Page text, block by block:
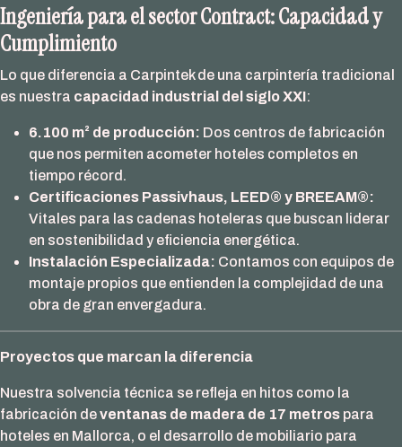
Ingeniería para el sector Contract: Capacidad y
Cumplimiento
Lo que diferencia a Carpintek de una carpintería tradicional
es nuestra capacidad industrial del siglo XXI:
6.100 m² de producción: Dos centros de fabricación
que nos permiten acometer hoteles completos en
tiempo récord.
Certificaciones Passivhaus, LEED® y BREEAM®:
Vitales para las cadenas hoteleras que buscan liderar
en sostenibilidad y eficiencia energética.
Instalación Especializada: Contamos con equipos de
montaje propios que entienden la complejidad de una
obra de gran envergadura.
Proyectos que marcan la diferencia
Nuestra solvencia técnica se refleja en hitos como la
fabricación deventanas de madera de 17 metros para
hoteles en Mallorca, o el desarrollo de mobiliario para